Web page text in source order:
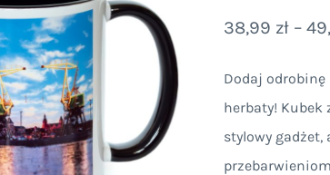
38,99 zł –
Dodaj
herbaty!
stylowy gadżet,